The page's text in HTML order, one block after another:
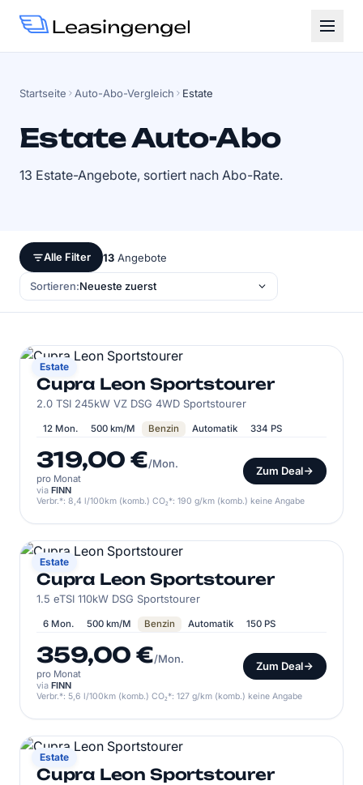
Startseite Auto-Abo-Vergleich Estate
Estate Auto-Abo
13 Estate-Angebote, sortiert nach Abo-Rate.
Alle Filter 13 Angebote
Sortieren:
Estate
CUPRA
Cupra Leon Sportstourer
2.0 TSI 245kW VZ DSG 4WD Sportstourer
12 Mon. 500 km/M Benzin Automatik 334 PS
319,00 €/Mon.
pro Monat
Zum Deal
via FINN
Verbr.*: 8,4 l/100km (komb.) CO₂*: 190 g/km (komb.) keine Angabe
Estate
CUPRA
Cupra Leon Sportstourer
1.5 eTSI 110kW DSG Sportstourer
6 Mon. 500 km/M Benzin Automatik 150 PS
359,00 €/Mon.
pro Monat
Zum Deal
via FINN
Verbr.*: 5,6 l/100km (komb.) CO₂*: 127 g/km (komb.) keine Angabe
Estate
CUPRA
Cupra Leon Sportstourer